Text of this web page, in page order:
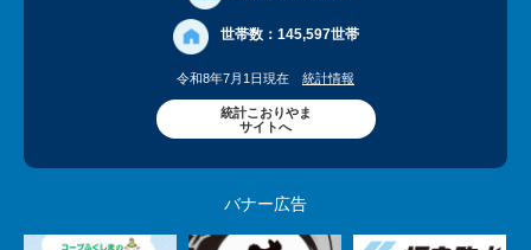
世帯数： 145,597世帯
令和8年7月1日現在 統計情報
統計こおりやま
サイトへ
バナー広告